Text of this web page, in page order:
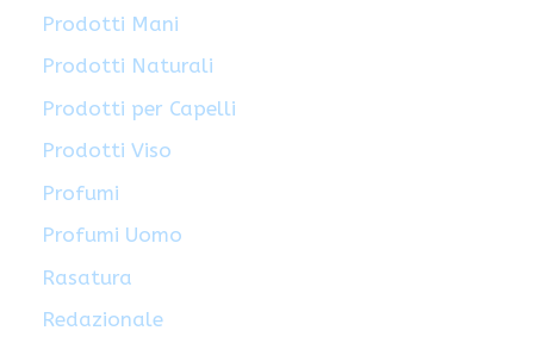
Prodotti Mani
Prodotti Naturali
Prodotti per Capelli
Prodotti Viso
Profumi
Profumi Uomo
Rasatura
Redazionale